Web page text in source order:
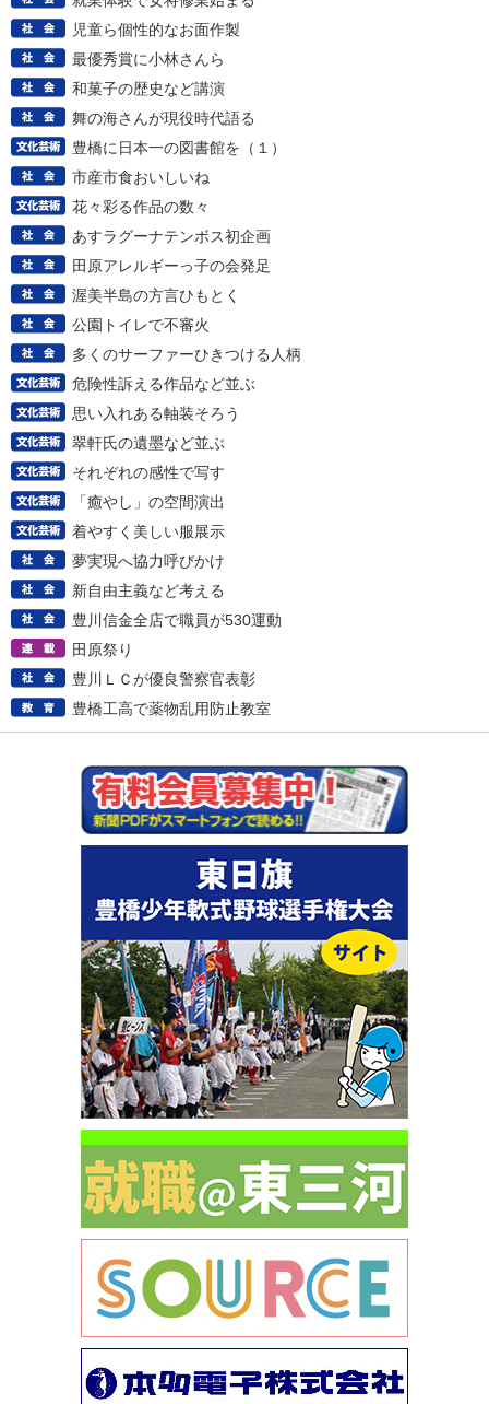
児童ら個性的なお面作製
最優秀賞に小林さんら
和菓子の歴史など講演
舞の海さんが現役時代語る
豊橋に日本一の図書館を（１）
市産市食おいしいね
花々彩る作品の数々
あすラグーナテンボス初企画
田原アレルギーっ子の会発足
渥美半島の方言ひもとく
公園トイレで不審火
多くのサーファーひきつける人柄
危険性訴える作品など並ぶ
思い入れある軸装そろう
翠軒氏の遺墨など並ぶ
それぞれの感性で写す
「癒やし」の空間演出
着やすく美しい服展示
夢実現へ協力呼びかけ
新自由主義など考える
豊川信金全店で職員が530運動
田原祭り
豊川ＬＣが優良警察官表彰
豊橋工高で薬物乱用防止教室